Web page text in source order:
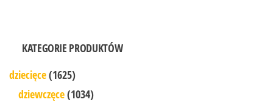
KATEGORIE PRODUKTÓW
dziecięce(1625)
dziewczęce(1034)